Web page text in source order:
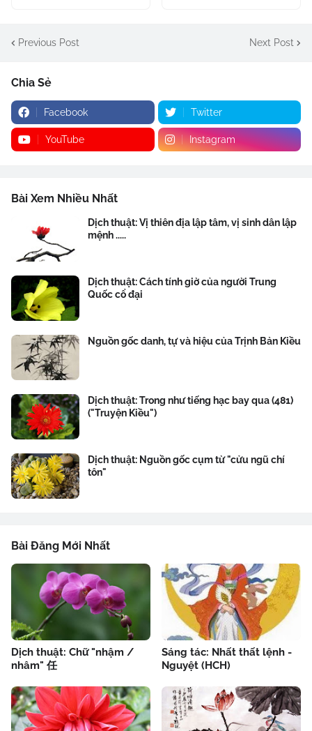
Previous Post Next Post
Chia Sẻ
Facebook Twitter
YouTube Instagram
Bài Xem Nhiều Nhất
Dịch thuật: Vị thiên địa lập tâm, vị sinh dân lập
mệnh .....
Dịch thuật: Cách tính giờ của người Trung
Quốc cổ đại
Nguồn gốc danh, tự và hiệu của Trịnh Bản Kiều
Dịch thuật: Trong như tiếng hạc bay qua (481)
("Truyện Kiều")
Dịch thuật: Nguồn gốc cụm từ "cửu ngũ chí
tôn"
Bài Đăng Mới Nhất
Dịch thuật: Chữ "nhậm /
nhâm" 任
Sáng tác: Nhất thất lệnh -
Nguyệt (HCH)